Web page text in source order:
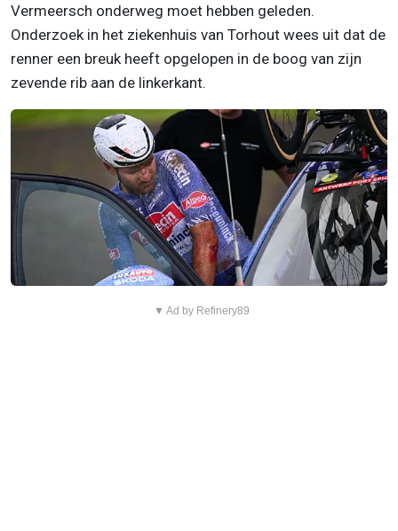
Vermeersch onderweg moet hebben geleden.
Onderzoek in het ziekenhuis van Torhout wees uit dat de
renner een breuk heeft opgelopen in de boog van zijn
zevende rib aan de linkerkant.
▼ Ad by Refinery89